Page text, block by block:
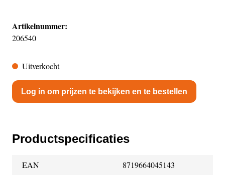
Artikelnummer:
206540
Uitverkocht
Log in om prijzen te bekijken en te bestellen
Productspecificaties
EAN
8719664045143